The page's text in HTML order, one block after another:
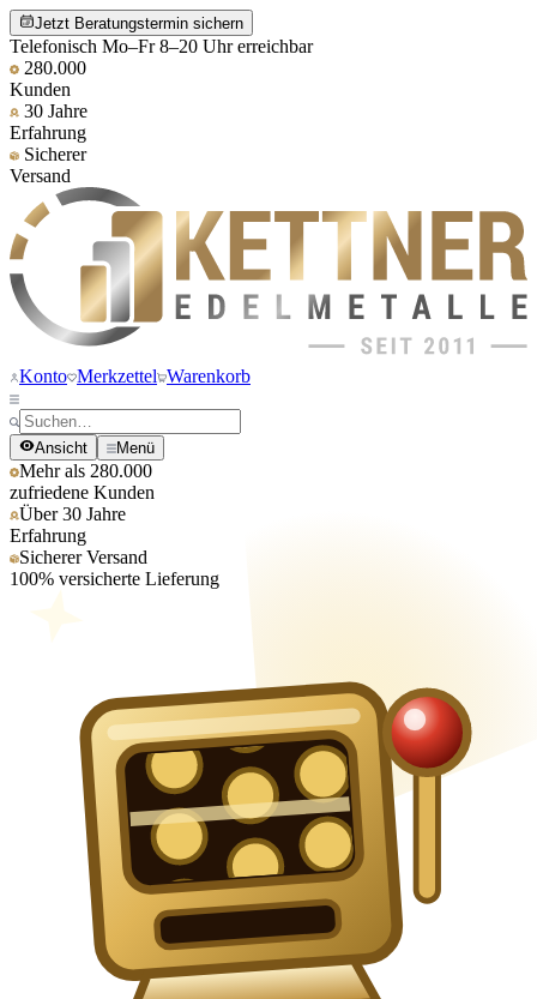
Jetzt Beratungstermin sichern
Telefonisch Mo–Fr 8–20 Uhr erreichbar
280.000
Kunden
30 Jahre
Erfahrung
Sicherer
Versand
Konto Merkzettel Warenkorb
Ansicht Menü
Mehr als 280.000
zufriedene Kunden
Über 30 Jahre
Erfahrung
Sicherer Versand
100% versicherte Lieferung